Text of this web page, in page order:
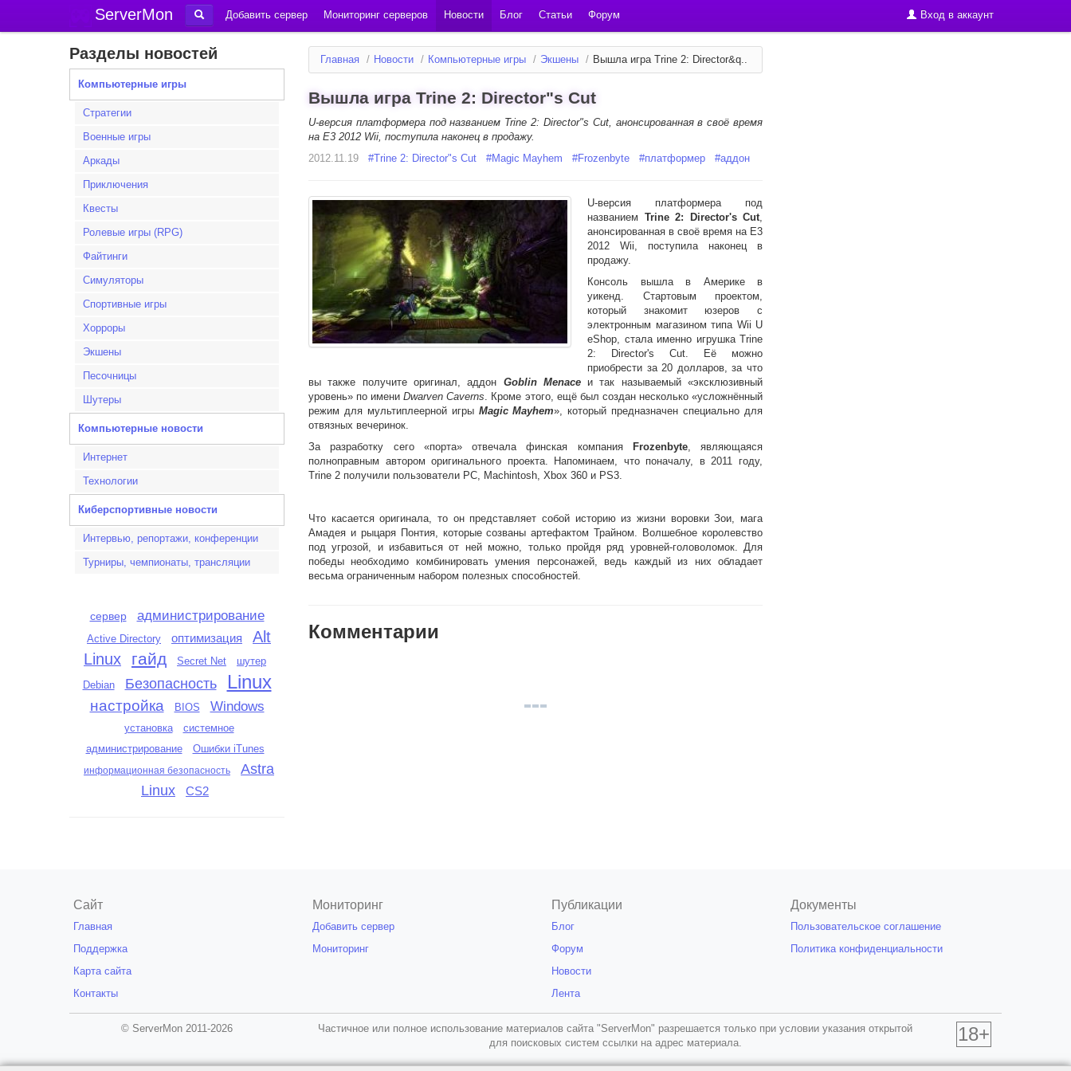
ServerMon Добавить сервер Мониторинг серверов Новости Блог Статьи Форум Вход в аккаунт
Разделы новостей
Компьютерные игры
Стратегии
Военные игры
Аркады
Приключения
Квесты
Ролевые игры (RPG)
Файтинги
Симуляторы
Спортивные игры
Хорроры
Экшены
Песочницы
Шутеры
Компьютерные новости
Интернет
Технологии
Киберспортивные новости
Интервью, репортажи, конференции
Турниры, чемпионаты, трансляции
сервер администрирование
Active Directory оптимизация
Alt
Linux
гайд Secret Net шутер
Debian Безопасность Linux
настройка BIOS Windows
установка
системное
администрирование
Ошибки iTunes
информационная безопасность
Astra
Linux
CS2
Главная / Новости / Компьютерные игры / Экшены / Вышла игра Trine 2: Director&q..
Вышла игра Trine 2: Director"s Cut
U-версия платформера под названием Trine 2: Director"s Cut, анонсированная в своё время
на E3 2012 Wii, поступила наконец в продажу.
2012.11.19
#Trine 2: Director"s Cut #Magic Mayhem #Frozenbyte #платформер #аддон
U-версия платформера под
названием Trine 2: Director's Cut,
анонсированная в своё время на E3
2012 Wii, поступила наконец в
продажу.
Консоль вышла в Америке в
уикенд. Стартовым проектом,
который знакомит юзеров с
электронным магазином типа Wii U
eShop, стала именно игрушка Trine
2: Director's Cut. Её можно
приобрести за 20 долларов, за что
вы также получите оригинал, аддон Goblin Menaceи так называемый «эксклюзивный
уровень» по имениDwarven Caverns. Кроме этого, ещё был создан несколько «усложнённый
режим для мультиплеерной игры Magic Mayhem», который предназначен специально для
отвязных вечеринок.
За разработку сего «порта» отвечала финская компания
Frozenbyte, являющаяся
полноправным автором оригинального проекта. Напоминаем, что поначалу, в 2011 году,
Trine 2 получили пользователи PC, Machintosh, Xbox 360 и PS3.
Что касается оригинала, то он представляет собой историю из жизни воровки Зои, мага
Амадея и рыцаря Понтия, которые созваны артефактом Трайном. Волшебное королевство
под угрозой, и избавиться от ней можно, только пройдя ряд уровней-головоломок. Для
победы необходимо комбинировать умения персонажей, ведь каждый из них обладает
весьма ограниченным набором полезных способностей.
Комментарии
Сайт
Главная
Поддержка
Карта сайта
Контакты
Мониторинг
Добавить сервер
Мониторинг
Публикации
Блог
Форум
Новости
Лента
Документы
Пользовательское соглашение
Политика конфиденциальности
© ServerMon 2011-2026
Частичное или полное использование материалов сайта "ServerMon" разрешается только при условии указания открытой
для поисковых систем ссылки на адрес материала.
18+